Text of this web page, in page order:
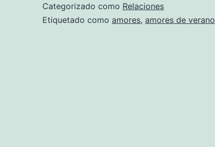
Categorizado como Relaciones
Etiquetado como amores, amores de verano